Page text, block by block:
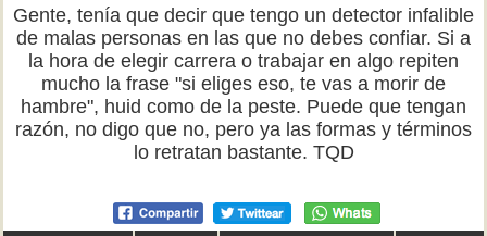
Gente, tenía que decir que tengo un detector infalible
de malas personas en las que no debes confiar. Si a
la hora de elegir carrera o trabajar en algo repiten
mucho la frase "si eliges eso, te vas a morir de
hambre", huid como de la peste. Puede que tengan
razón, no digo que no, pero ya las formas y términos
lo retratan bastante. TQD